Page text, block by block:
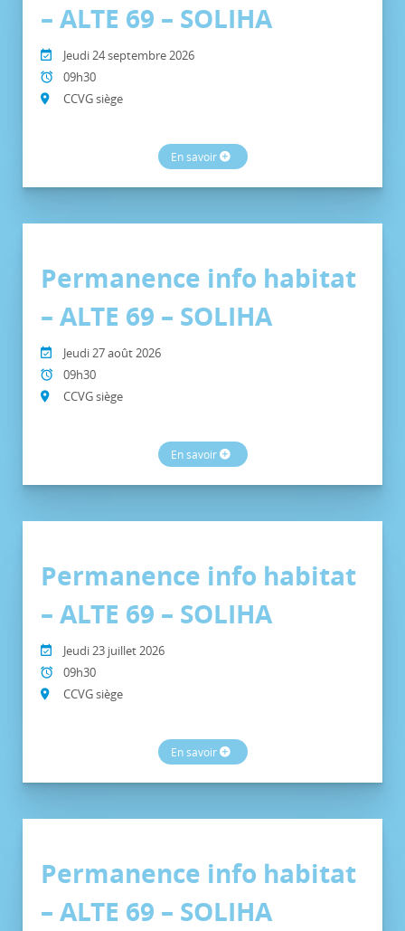
– ALTE 69 – SOLIHA
Jeudi 24 septembre 2026
09h30
CCVG siège
En savoir
Permanence info habitat
– ALTE 69 – SOLIHA
Jeudi 27 août 2026
09h30
CCVG siège
En savoir
Permanence info habitat
– ALTE 69 – SOLIHA
Jeudi 23 juillet 2026
09h30
CCVG siège
En savoir
Permanence info habitat
– ALTE 69 – SOLIHA